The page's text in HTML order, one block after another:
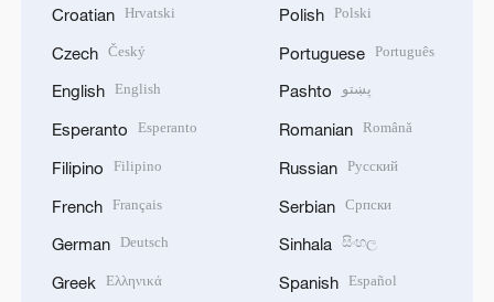
Croatian Hrvatski
Czech Český
English English
Esperanto Esperanto
Filipino Filipino
French Français
German Deutsch
Greek Ελληνικά
Polish Polski
Portuguese Português
Pashto پښتو
Romanian Română
Russian Русский
Serbian Српски
Sinhala සිංහල
Spanish Español